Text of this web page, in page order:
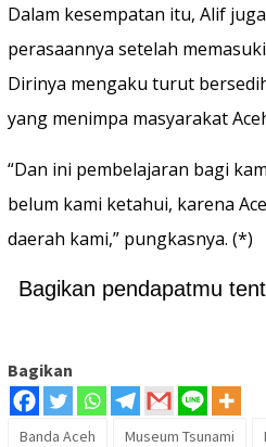
Dalam kesempatan itu, Alif
perasaannya setelah
Dirinya mengaku turut
yang menimpa masyarakat
“Dan ini pembelajaran bagi
belum kami ketahui, karena
daerah kami,” pungkasnya. (*)
Bagikan pendapatmu
Bagikan
Banda Aceh Museum Tsunami